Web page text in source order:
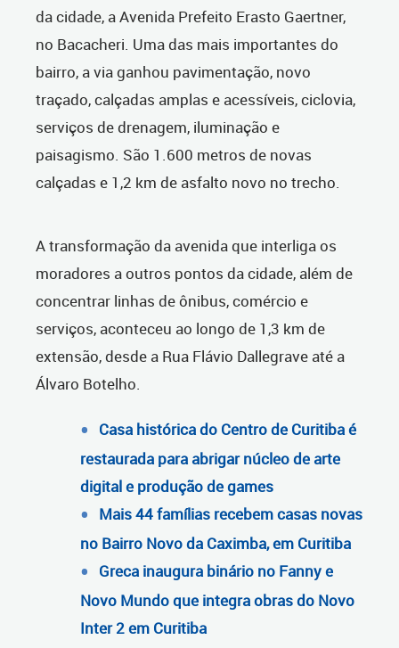
da cidade, a Avenida Prefeito Erasto Gaertner,
no Bacacheri. Uma das mais importantes do
bairro, a via ganhou pavimentação, novo
traçado, calçadas amplas e acessíveis, ciclovia,
serviços de drenagem, iluminação e
paisagismo. São 1.600 metros de novas
calçadas e 1,2 km de asfalto novo no trecho.
A transformação da avenida que interliga os
moradores a outros pontos da cidade, além de
concentrar linhas de ônibus, comércio e
serviços, aconteceu ao longo de 1,3 km de
extensão, desde a Rua Flávio Dallegrave até a
Álvaro Botelho.
Casa histórica do Centro de Curitiba é
restaurada para abrigar núcleo de arte
digital e produção de games
Mais 44 famílias recebem casas novas
no Bairro Novo da Caximba, em Curitiba
Greca inaugura binário no Fanny e
Novo Mundo que integra obras do Novo
Inter 2 em Curitiba